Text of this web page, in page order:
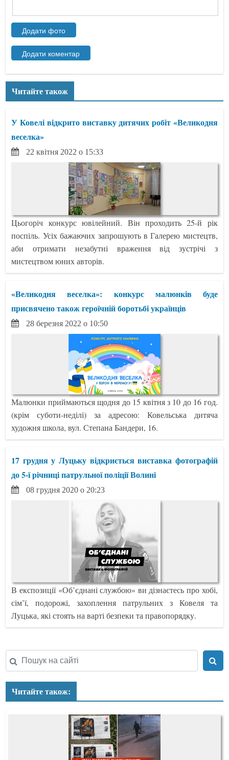
Читайте також
У Ковелі відкрито виставку дитячих робіт «Великодня
веселка»
22 квітня 2022 о 15:33
Цьогоріч конкурс ювілейний. Він проходить 25-й рік
поспіль. Усіх бажаючих запрошують в Галерею мистецтв,
аби отримати незабутні враження від зустрічі з
мистецтвом юних авторів.
«Великодня веселка»: конкурс малюнків буде
присвячено також героїчній боротьбі українців
28 березня 2022 о 10:50
Малюнки приймаються щодня до 15 квітня з 10 до 16 год.
(крім суботи-неділі) за адресою: Ковельська дитяча
художня школа, вул. Степана Бандери, 16.
17 грудня у Луцьку відкриється виставка фотографій
до 5-ї річниці патрульної поліції Волині
08 грудня 2020 о 20:23
В експозиції «Об’єднані службою» ви дізнаєтесь про хобі,
сім’ї, подорожі, захоплення патрульних з Ковеля та
Луцька, які стоять на варті безпеки та правопорядку.
Читайте також: